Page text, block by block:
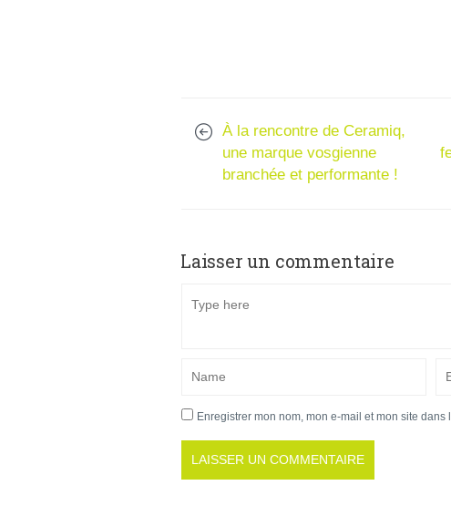
À la rencontre de Ceramiq,
une marque vosgienne
branchée et performante !
Laisser un commentaire
Enregistrer mon nom, mon e-mail et mon site